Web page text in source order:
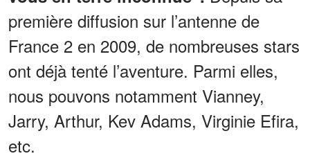
première diffusion sur l’antenne de
France 2 en 2009, de nombreuses stars
ont déjà tenté l’aventure. Parmi elles,
nous pouvons notamment Vianney,
Jarry, Arthur, Kev Adams, Virginie Efira,
etc.